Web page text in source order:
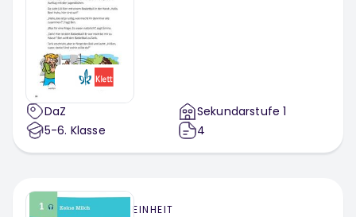
DaZ
5-6. Klasse
Sekundarstufe 1
4
EINHEIT